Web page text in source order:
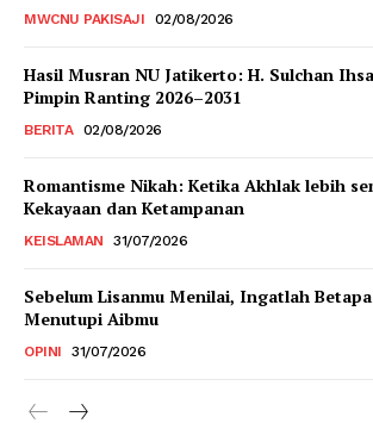
MWCNU PAKISAJI 02/08/2026
Hasil Musran NU Jatikerto: H. Sulchan
Pimpin Ranting 2026–2031
BERITA 02/08/2026
Romantisme Nikah: Ketika Akhlak lebih
Kekayaan dan Ketampanan
KEISLAMAN 31/07/2026
Sebelum Lisanmu Menilai, Ingatlah
Menutupi Aibmu
OPINI 31/07/2026